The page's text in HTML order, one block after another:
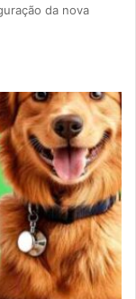
da nova